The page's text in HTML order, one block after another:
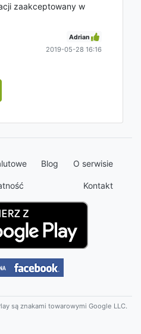
zaakceptowany w
Adrian
2019-05-28 16:16
Blog O serwisie
Kontakt
są znakami towarowymi Google LLC.